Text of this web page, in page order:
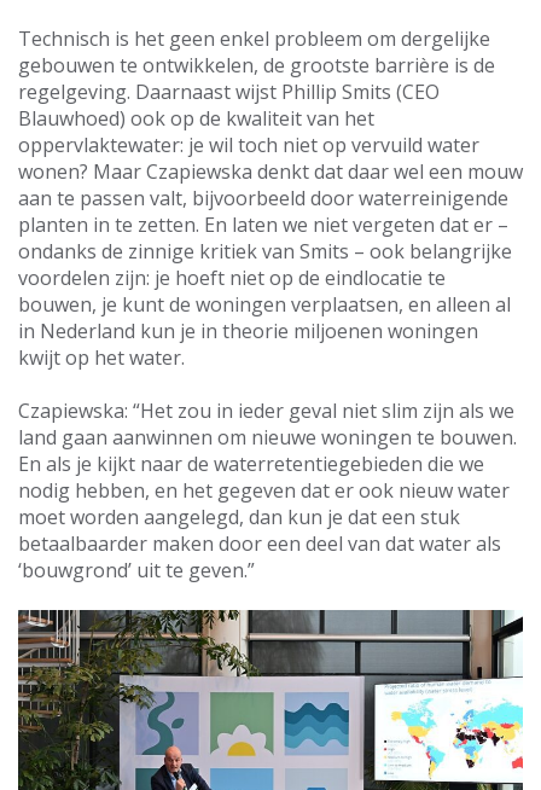
Technisch is het geen enkel probleem om dergelijke
gebouwen te ontwikkelen, de grootste barrière is de
regelgeving. Daarnaast wijst Phillip Smits (CEO
Blauwhoed) ook op de kwaliteit van het
oppervlaktewater: je wil toch niet op vervuild water
wonen? Maar Czapiewska denkt dat daar wel een mouw
aan te passen valt, bijvoorbeeld door waterreinigende
planten in te zetten. En laten we niet vergeten dat er –
ondanks de zinnige kritiek van Smits – ook belangrijke
voordelen zijn: je hoeft niet op de eindlocatie te
bouwen, je kunt de woningen verplaatsen, en alleen al
in Nederland kun je in theorie miljoenen woningen
kwijt op het water.
Czapiewska: “Het zou in ieder geval niet slim zijn als we
land gaan aanwinnen om nieuwe woningen te bouwen.
En als je kijkt naar de waterretentiegebieden die we
nodig hebben, en het gegeven dat er ook nieuw water
moet worden aangelegd, dan kun je dat een stuk
betaalbaarder maken door een deel van dat water als
‘bouwgrond’ uit te geven.”